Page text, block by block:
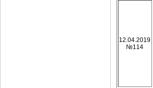
12.04.2019
№114